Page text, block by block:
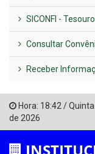
SICONFI -
Consultar
Receber
Hora: 18:42/
de 2026